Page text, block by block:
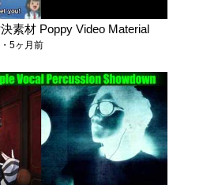
素材 Poppy Video Material
5ヶ月前